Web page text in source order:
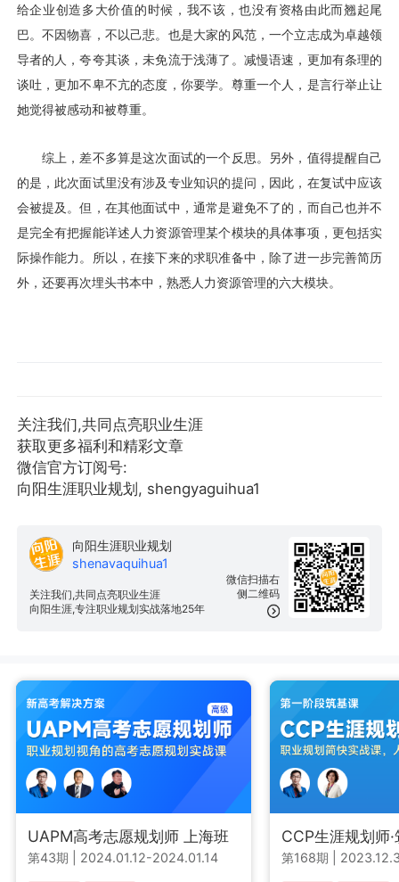
给企业创造多大价值的时候，我不该，也没有资格由此而翘起尾
巴。不因物喜，不以己悲。也是大家的风范，一个立志成为卓越领
导者的人，夸夸其谈，未免流于浅薄了。减慢语速，更加有条理的
谈吐，更加不卑不亢的态度，你要学。尊重一个人，是言行举止让
她觉得被感动和被尊重。
综上，差不多算是这次面试的一个反思。另外，值得提醒自己
的是，此次面试里没有涉及专业知识的提问，因此，在复试中应该
会被提及。但，在其他面试中，通常是避免不了的，而自己也并不
是完全有把握能详述人力资源管理某个模块的具体事项，更包括实
际操作能力。所以，在接下来的求职准备中，除了进一步完善简历
外，还要再次埋头书本中，熟悉人力资源管理的六大模块。
关注我们,共同点亮职业生涯
获取更多福利和精彩文章
微信官方订阅号:
向阳生涯职业规划, shengyaguihua1
微信扫描右
侧二维码
向阳生涯职业规划
shenavaquihua1
关注我们,共同点亮职业生涯
向阳生涯,专注职业规划实战落地25年
UAPM高考志愿规划师 上海班
第43期 2024.01.12-2024.01.14
CCP生涯规划师
第168期